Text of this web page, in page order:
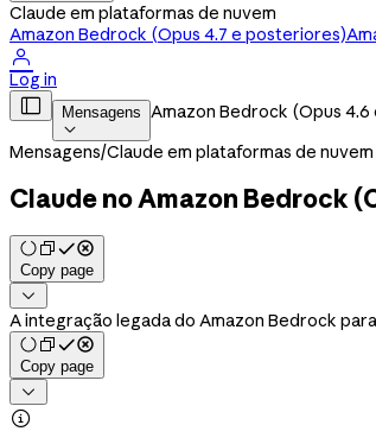
Claude em plataformas de nuvem
Amazon Bedrock (Opus 4.7 e posteriores)

Log in
 Mensagens

Amazon Bedrock (Opus
Mensagens/Claude em plataformas de nuvem
Claude no Amazon Bedrock
Copy page

A integração legada do Amazon Bedrock
Copy page

